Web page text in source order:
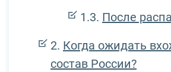
После
Когда ожидать
состав России?